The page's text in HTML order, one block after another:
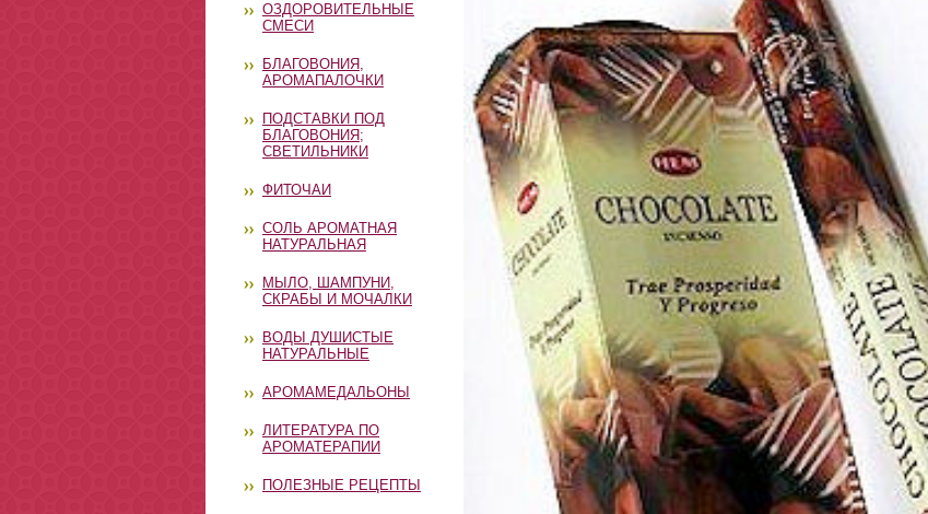
ОЗДОРОВИТЕЛЬНЫЕ
СМЕСИ
БЛАГОВОНИЯ,
АРОМАПАЛОЧКИ
ПОДСТАВКИ ПОД
БЛАГОВОНИЯ;
СВЕТИЛЬНИКИ
ФИТОЧАИ
СОЛЬ АРОМАТНАЯ
НАТУРАЛЬНАЯ
МЫЛО, ШАМПУНИ,
СКРАБЫ И МОЧАЛКИ
ВОДЫ ДУШИСТЫЕ
НАТУРАЛЬНЫЕ
АРОМАМЕДАЛЬОНЫ
ЛИТЕРАТУРА ПО
АРОМАТЕРАПИИ
ПОЛЕЗНЫЕ РЕЦЕПТЫ